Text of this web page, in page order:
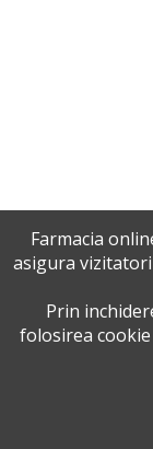
Farmacia
asigura
Prin
folosirea